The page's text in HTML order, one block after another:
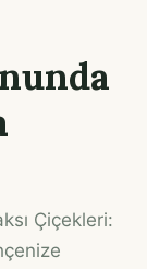
Çiçekleri: